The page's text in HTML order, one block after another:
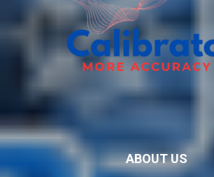
ABOUT US